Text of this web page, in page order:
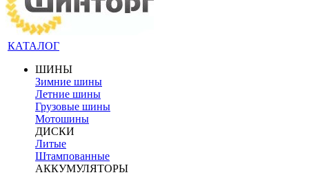
КАТАЛОГ
ШИНЫ
Зимние шины
Летние шины
Грузовые шины
Мотошины
ДИСКИ
Литые
Штампованные
АККУМУЛЯТОРЫ